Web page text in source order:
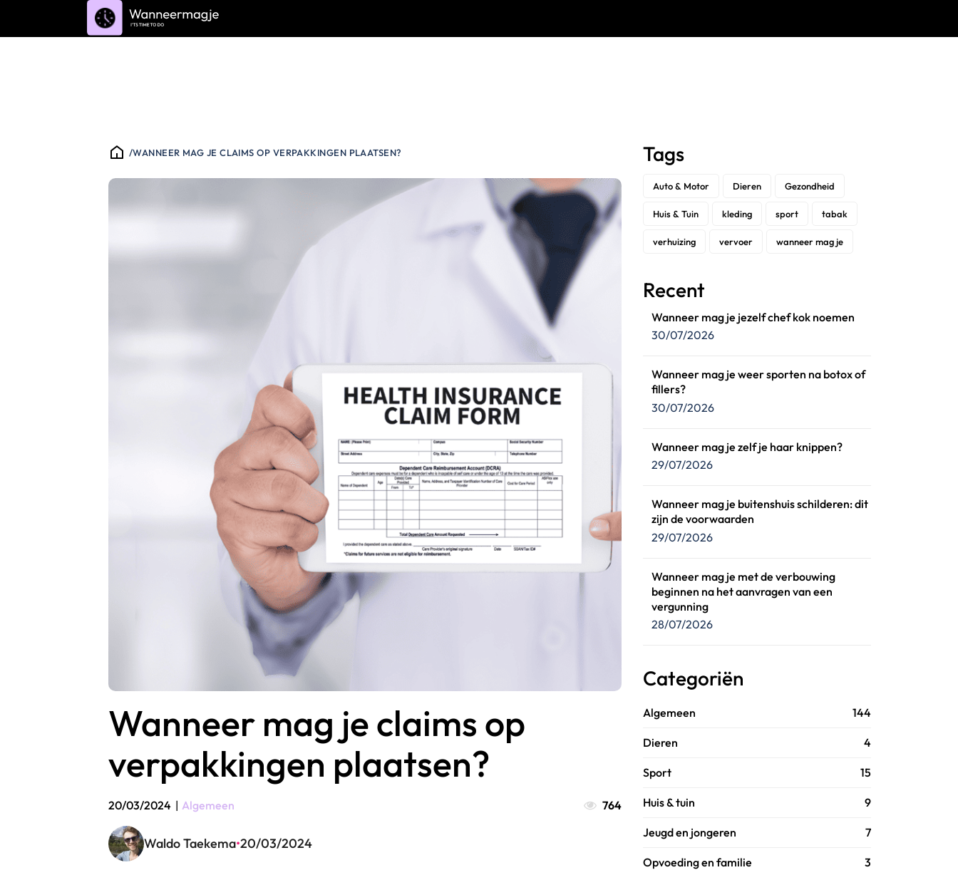
/WANNEER MAG JE CLAIMS OP VERPAKKINGEN PLAATSEN?
Wanneer mag je claims op
verpakkingen plaatsen?
20/03/2024 | Algemeen 764
Waldo Taekema•20/03/2024
Tags
Auto & Motor Dieren Gezondheid
Huis & Tuin kleding sport tabak
verhuizing vervoer wanneer mag je
Recent
Wanneer mag je jezelf chef kok noemen
30/07/2026
Wanneer mag je weer sporten na botox of
fillers?
30/07/2026
Wanneer mag je zelf je haar knippen?
29/07/2026
Wanneer mag je buitenshuis schilderen: dit
zijn de voorwaarden
29/07/2026
Wanneer mag je met de verbouwing
beginnen na het aanvragen van een
vergunning
28/07/2026
Categoriën
Algemeen 144
Dieren 4
Sport 15
Huis & tuin 9
Jeugd en jongeren 7
Opvoeding en familie 3